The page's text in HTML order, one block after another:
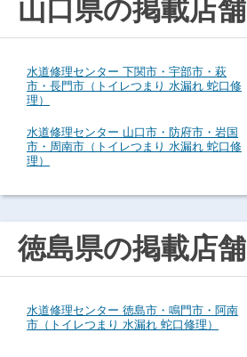
山口県の掲載店舗
水道修理センター 下関市・宇部市・萩
市・長門市（トイレつまり 水漏れ 蛇口修
理）
水道修理センター 山口市・防府市・岩国
市・周南市（トイレつまり 水漏れ 蛇口修
理）
徳島県の掲載店舗
水道修理センター 徳島市・鳴門市・阿南
市（トイレつまり 水漏れ 蛇口修理）